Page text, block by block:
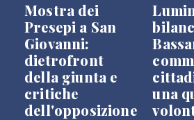
Mostra dei
Presepi a San
Giovanni:
dietrofront
della giunta e
critiche
dell'opposizione
una